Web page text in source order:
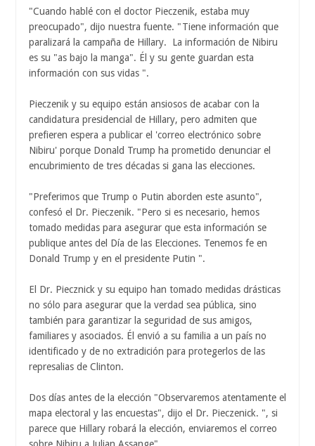
"Cuando hablé con el doctor Pieczenik, estaba muy
preocupado", dijo nuestra fuente. "Tiene información que
paralizará la campaña de Hillary. La información de Nibiru
es su "as bajo la manga". Él y su gente guardan esta
información con sus vidas ".
Pieczenik y su equipo están ansiosos de acabar con la
candidatura presidencial de Hillary, pero admiten que
prefieren espera a publicar el 'correo electrónico sobre
Nibiru' porque Donald Trump ha prometido denunciar el
encubrimiento de tres décadas si gana las elecciones.
"Preferimos que Trump o Putin aborden este asunto",
confesó el Dr. Pieczenik. "Pero si es necesario, hemos
tomado medidas para asegurar que esta información se
publique antes del Día de las Elecciones. Tenemos fe en
Donald Trump y en el presidente Putin ".
El Dr. Piecznick y su equipo han tomado medidas drásticas
no sólo para asegurar que la verdad sea pública, sino
también para garantizar la seguridad de sus amigos,
familiares y asociados. Él envió a su familia a un país no
identificado y de no extradición para protegerlos de las
represalias de Clinton.
Dos días antes de la elección "Observaremos atentamente el
mapa electoral y las encuestas", dijo el Dr. Pieczenick. ", si
parece que Hillary robará la elección, enviaremos el correo